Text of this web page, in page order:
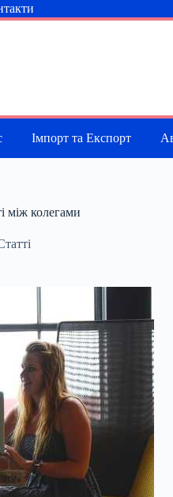
Імпорт та Експорт
між колегами